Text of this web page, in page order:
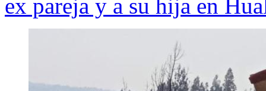
ex pareja y a su hija en